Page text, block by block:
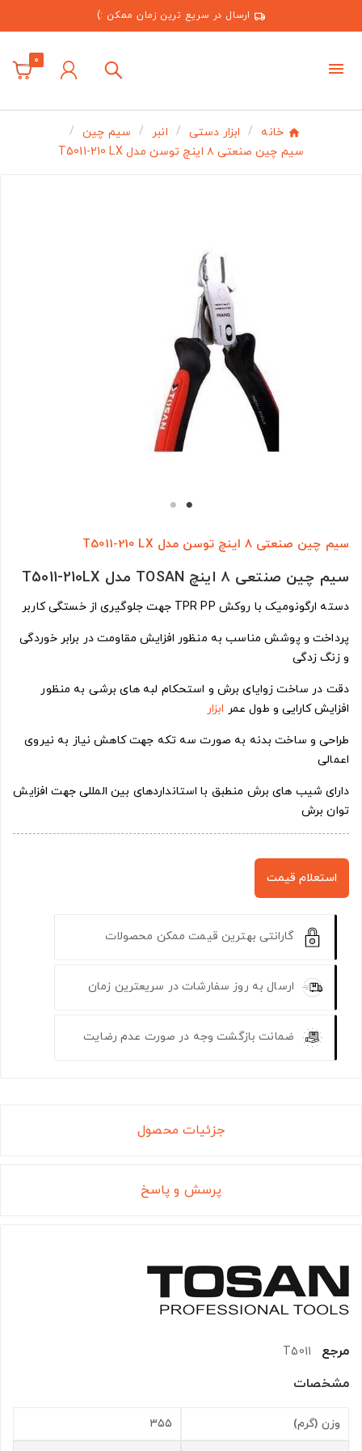
ارسال در سریع ترین زمان ممکن :)
0
خانه ابزار دستی انبر
سیم چین
سیم چین صنعتی ۸ اینچ توسن مدل T5011-210 LX
سیم چین صنعتی ۸ اینچ توسن مدل T5011-210 LX
سیم چین صنتعی ۸ اینچ TOSAN مدل T5011-210LX
دسته ارگونومیک با روکش TPR PP جهت جلوگیری از خستگی کاربر
پرداخت و پوشش مناسب به منظور افزایش مقاومت در برابر خوردگی
و زنگ زدگی
دقت در ساخت زوایای برش و استحکام لبه های برشی به منظور
افزایش کارایی و طول عمر ابزار
طراحی و ساخت بدنه به صورت سه تکه جهت کاهش نیاز به نیروی
اعمالی
دارای شیب های برش منطبق با استانداردهای بین المللی جهت افزایش
توان برش
استعلام قیمت
گارانتی بهترین قیمت ممکن محصولات
ارسال به روز سفارشات در سریعترین زمان
ضمانت بازگشت وجه در صورت عدم رضایت
جزئیات محصول
پرسش و پاسخ
مرجع T5011
مشخصات
وزن (گرم) ۳۵۵